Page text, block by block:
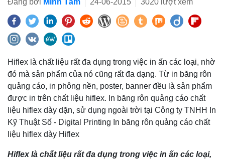
Đăng bởi Minh Tâm 24-06-2015 3020 lượt xem
Hiflex là chất liệu rất đa dụng trong việc in ấn các loại, nhờ
đó mà sản phẩm của nó cũng rất đa dạng. Từ in băng rôn
quảng cáo, in phông nền, poster, banner đều là sản phẩm
được in trên chất liệu hiflex. In băng rôn quảng cáo chất
liệu hiflex dày dặn, sử dụng ngoài trời tại Công ty TNHH In
Kỹ Thuật Số - Digital Printing In băng rôn quảng cáo chất
liệu hiflex dày Hiflex
Hiflex là chất liệu rất đa dụng trong việc in ấn các loại,